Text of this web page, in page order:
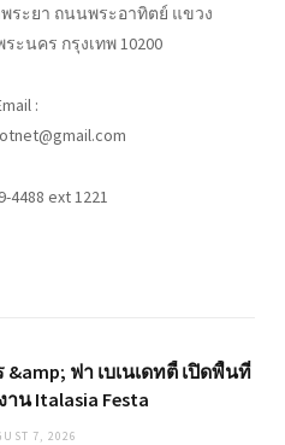
ระยา ถนนพระอาทิตย์ แขวง
ะนคร กรุงเทพ 10200
:
4488 ext 1221
ฟา เบเนเดทตี้ เปิดพื้นที่
น Italasia Festa
7, 2026